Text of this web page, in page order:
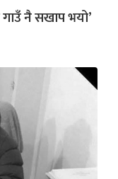
नै सखाप भयो’